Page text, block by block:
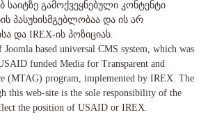
საიტზე გამოქვეყნებული კონტენტი
პასუხისმგებლობაა და ის არ
და IREX-ის პოზიციას.
based universal CMS system, which was
funded Media for Transparent and
(MTAG) program, implemented by IREX. The
this web-site is the sole responsibility of the
the position of USAID or IREX.